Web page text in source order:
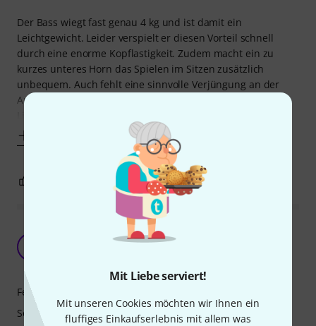
Mit Liebe serviert!
Mit unseren Cookies möchten wir Ihnen ein
fluffiges Einkaufserlebnis mit allem was
Der Bass wiegt fast genau 4 kg und ist damit ein
Leichtgewicht. Leider verspielt er diesen Vorteil schnell
durch eine enorme Kopflastigkeit. Zudem macht ein zu
kurzes unteres Horn das Spielen im Sitzen zusätzlich
unbequem. Auch fehlt eine sinnvolle Verjüngung an der
Armauflage – diese wird auf den Bildern durch
BEWERTUNG MELDEN
Richtig stark abgeliefert Herr Miller - Stingray by
MM kann sich warm anziehen
Features
Sound